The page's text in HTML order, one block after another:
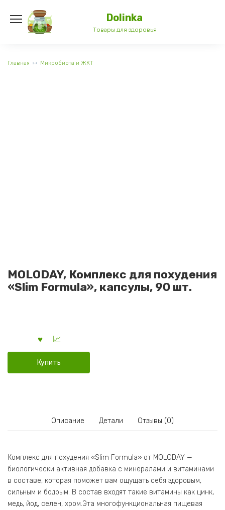
содержанию
Dolinka
Товары для здоровья
Главная Микробиота и ЖКТ
MOLODAY, Комплекс для похудения
«Slim Formula», капсулы, 90 шт.
Купить
Описание Детали Отзывы (0)
Комплекс для похудения «Slim Formula» от MOLODAY —
биологически активная добавка с минералами и витаминами
в составе, которая поможет вам ощущать себя здоровым,
сильным и бодрым. В состав входят такие витамины как цинк,
медь, йод, селен, хром.Эта многофункциональная пищевая